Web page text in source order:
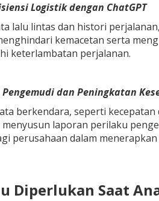
Logistik dengan ChatGPT
lalu lintas dan histori
kemacetan serta
keterlambatan perjalanan.
dan Peningkatan
berkendara, seperti
laporan perilaku
perusahaan dalam
Diperlukan Saat